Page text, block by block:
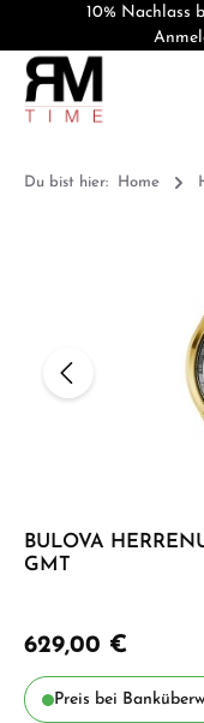
10% Nachlass
Du bist hier: Home
Bildergalerie
BULOVA
GMT
629,00 €
Preis bei